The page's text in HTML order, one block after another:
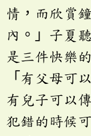
情，而欣賞
內。」子夏
是三件快樂
「有父母可
有兒子可以
犯錯的時候